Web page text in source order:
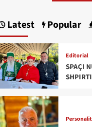
Latest Popular
Editorial
SPAÇI